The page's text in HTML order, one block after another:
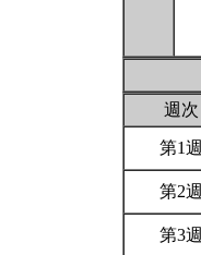
週次
第1週
第2週
第3週